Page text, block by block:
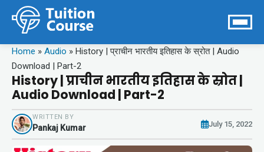
Home » Audio » History | प्राचीन भारतीय इतिहास के स्रोत | Audio
Download | Part-2
History | प्राचीन भारतीय इतिहास के स्रोत |
Audio Download | Part-2
WRITTEN BY
Pankaj Kumar July 15, 2022